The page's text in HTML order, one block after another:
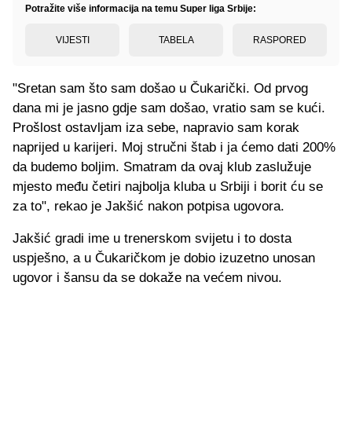
Potražite više informacija na temu Super liga Srbije:
VIJESTI TABELA RASPORED
"Sretan sam što sam došao u Čukarički. Od prvog
dana mi je jasno gdje sam došao, vratio sam se kući.
Prošlost ostavljam iza sebe, napravio sam korak
naprijed u karijeri. Moj stručni štab i ja ćemo dati 200%
da budemo boljim. Smatram da ovaj klub zaslužuje
mjesto među četiri najbolja kluba u Srbiji i borit ću se
za to", rekao je Jakšić nakon potpisa ugovora.
Jakšić gradi ime u trenerskom svijetu i to dosta
uspješno, a u Čukaričkom je dobio izuzetno unosan
ugovor i šansu da se dokaže na većem nivou.